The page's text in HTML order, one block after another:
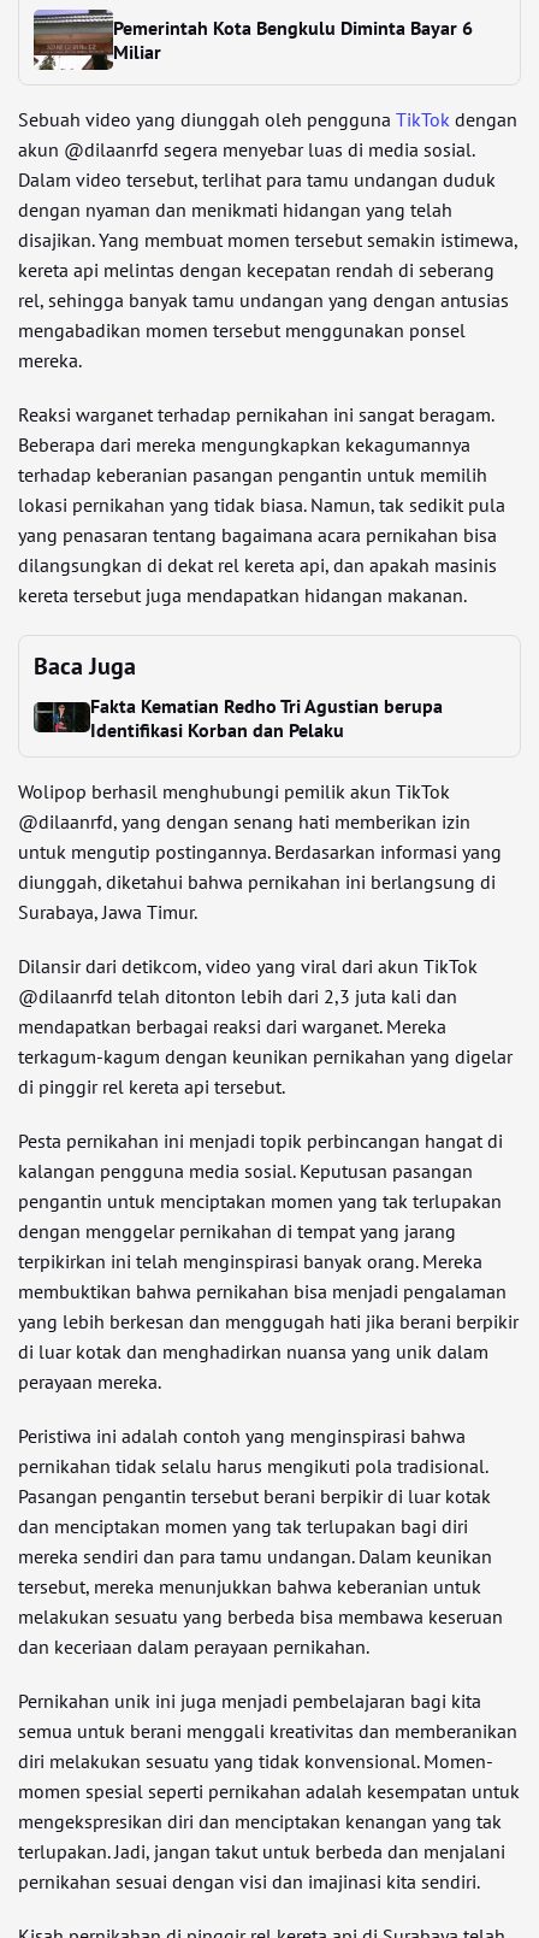
Pemerintah Kota Bengkulu Diminta Bayar 6
Miliar
Sebuah video yang diunggah oleh pengguna TikTok dengan
akun @dilaanrfd segera menyebar luas di media sosial.
Dalam video tersebut, terlihat para tamu undangan duduk
dengan nyaman dan menikmati hidangan yang telah
disajikan. Yang membuat momen tersebut semakin istimewa,
kereta api melintas dengan kecepatan rendah di seberang
rel, sehingga banyak tamu undangan yang dengan antusias
mengabadikan momen tersebut menggunakan ponsel
mereka.
Reaksi warganet terhadap pernikahan ini sangat beragam.
Beberapa dari mereka mengungkapkan kekagumannya
terhadap keberanian pasangan pengantin untuk memilih
lokasi pernikahan yang tidak biasa. Namun, tak sedikit pula
yang penasaran tentang bagaimana acara pernikahan bisa
dilangsungkan di dekat rel kereta api, dan apakah masinis
kereta tersebut juga mendapatkan hidangan makanan.
Baca Juga
Fakta Kematian Redho Tri Agustian berupa
Identifikasi Korban dan Pelaku
Wolipop berhasil menghubungi pemilik akun TikTok
@dilaanrfd, yang dengan senang hati memberikan izin
untuk mengutip postingannya. Berdasarkan informasi yang
diunggah, diketahui bahwa pernikahan ini berlangsung di
Surabaya, Jawa Timur.
Dilansir dari detikcom, video yang viral dari akun TikTok
@dilaanrfd telah ditonton lebih dari 2,3 juta kali dan
mendapatkan berbagai reaksi dari warganet. Mereka
terkagum-kagum dengan keunikan pernikahan yang digelar
di pinggir rel kereta api tersebut.
Pesta pernikahan ini menjadi topik perbincangan hangat di
kalangan pengguna media sosial. Keputusan pasangan
pengantin untuk menciptakan momen yang tak terlupakan
dengan menggelar pernikahan di tempat yang jarang
terpikirkan ini telah menginspirasi banyak orang. Mereka
membuktikan bahwa pernikahan bisa menjadi pengalaman
yang lebih berkesan dan menggugah hati jika berani berpikir
di luar kotak dan menghadirkan nuansa yang unik dalam
perayaan mereka.
Peristiwa ini adalah contoh yang menginspirasi bahwa
pernikahan tidak selalu harus mengikuti pola tradisional.
Pasangan pengantin tersebut berani berpikir di luar kotak
dan menciptakan momen yang tak terlupakan bagi diri
mereka sendiri dan para tamu undangan. Dalam keunikan
tersebut, mereka menunjukkan bahwa keberanian untuk
melakukan sesuatu yang berbeda bisa membawa keseruan
dan keceriaan dalam perayaan pernikahan.
Pernikahan unik ini juga menjadi pembelajaran bagi kita
semua untuk berani menggali kreativitas dan memberanikan
diri melakukan sesuatu yang tidak konvensional. Momen-
momen spesial seperti pernikahan adalah kesempatan untuk
mengekspresikan diri dan menciptakan kenangan yang tak
terlupakan. Jadi, jangan takut untuk berbeda dan menjalani
pernikahan sesuai dengan visi dan imajinasi kita sendiri.